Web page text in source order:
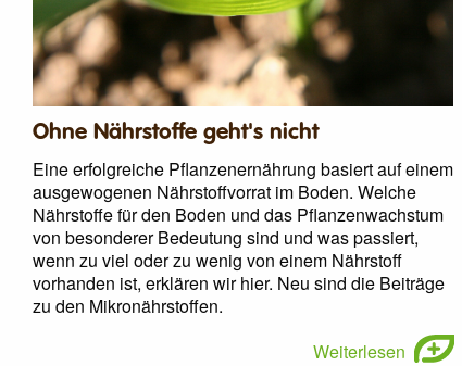
Ohne Nährstoffe geht's nicht
Eine erfolgreiche Pflanzenernährung basiert auf einem
ausgewogenen Nährstoffvorrat im Boden. Welche
Nährstoffe für den Boden und das Pflanzenwachstum
von besonderer Bedeutung sind und was passiert,
wenn zu viel oder zu wenig von einem Nährstoff
vorhanden ist, erklären wir hier. Neu sind die Beiträge
zu den Mikronährstoffen.
Weiterlesen